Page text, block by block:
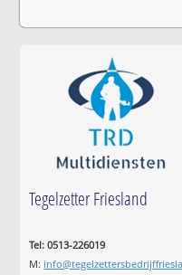
Tegelzetter Friesland
Tel: 0513-226019
M: